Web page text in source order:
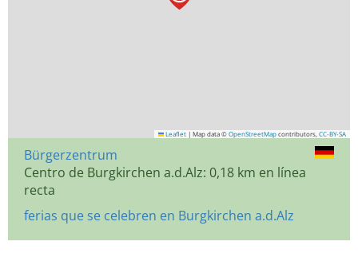
Leaflet | Map data © OpenStreetMap contributors, CC-BY-SA
Bürgerzentrum
Centro de Burgkirchen a.d.Alz: 0,18 km en línea
recta
ferias que se celebren en Burgkirchen a.d.Alz